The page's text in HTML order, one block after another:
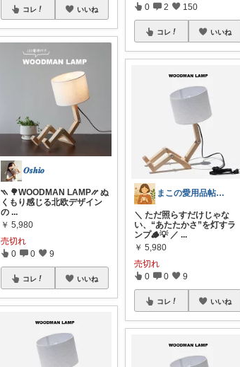
コレ いいね
𝑶𝒔𝒉𝒊𝒐
⳹ 🌳WOODMAN LAMP⳼ ぬ
くもり感じる北欧デザイン
の ...
￥ 5,980
売切れ
0 0 9
コレ いいね
0 2 150
コレ いいね
まこの愛用品帖｜暮らし整うROOM
＼ ただ照らすだけじゃな
い、“あたたかさ”を灯すラ
ンプ🪵💡 ／ ...
￥ 5,980
売切れ
0 0 9
コレ いいね